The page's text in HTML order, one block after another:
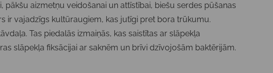
pākšu aizmetņu veidošanai un attīstībai, biešu serdes pūšanas
ir vajadzīgs kultūraugiem, kas jutīgi pret bora trūkumu.
Tas piedalās izmaiņās, kas saistītas ar slāpekļa
slāpekļa fiksācijai ar saknēm un brīvi dzīvojošām baktērijām.